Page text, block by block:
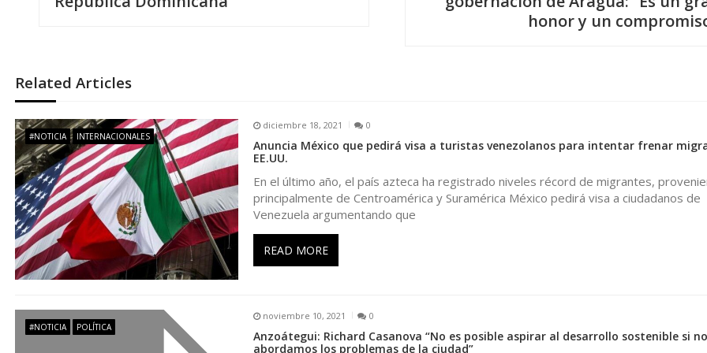
g
a
c
i
ó
d
honor y un
Related Articles
#NOTICIA INTERNACIONALES
diciembre 18, 2021 0
Anuncia México que pedirá visa a turistas venezolanos para intentar frenar
EE.UU.
En el último año, el país azteca ha registrado niveles récord de migrantes,
principalmente de Centroamérica y Suramérica México pedirá visa a ciudadanos de
Venezuela argumentando que
READ MORE
#NOTICIA POLÍTICA
noviembre 10, 2021 0
Anzoátegui: Richard Casanova “No es posible aspirar al desarrollo sostenible si no
abordamos los problemas de la ciudad”